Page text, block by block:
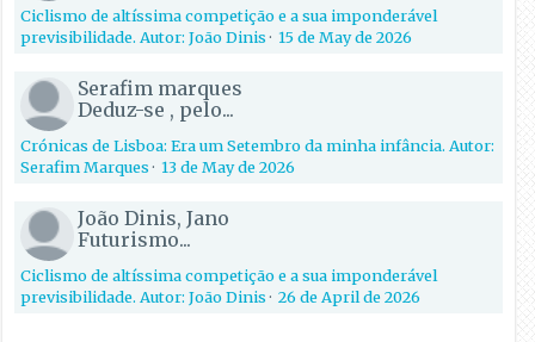
Ciclismo de altíssima competição e a sua imponderável
previsibilidade. Autor: João Dinis·15 de May de 2026
Serafim marques
Deduz-se , pelo...
Crónicas de Lisboa: Era um Setembro da minha infância. Autor:
Serafim Marques·13 de May de 2026
João Dinis, Jano
Futurismo...
Ciclismo de altíssima competição e a sua imponderável
previsibilidade. Autor: João Dinis·26 de April de 2026